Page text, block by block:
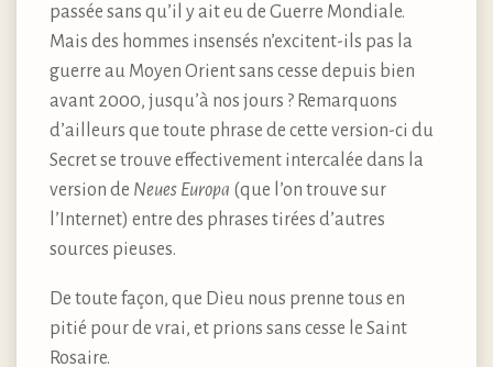
passée sans qu’il y ait eu de Guerre Mondiale.
Mais des hommes insensés n’excitent-ils pas la
guerre au Moyen Orient sans cesse depuis bien
avant 2000, jusqu’à nos jours ? Remarquons
d’ailleurs que toute phrase de cette version-ci du
Secret se trouve effectivement intercalée dans la
version de Neues Europa (que l’on trouve sur
l’Internet) entre des phrases tirées d’autres
sources pieuses.
De toute façon, que Dieu nous prenne tous en
pitié pour de vrai, et prions sans cesse le Saint
Rosaire.